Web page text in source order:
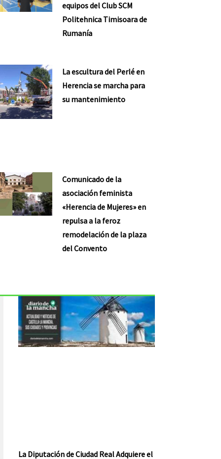
equipos del Club SCM
Politehnica Timisoara de
Rumanía
La escultura del Perlé en
Herencia se marcha para
su mantenimiento
Comunicado de la
asociación feminista
«Herencia de Mujeres» en
repulsa a la feroz
remodelación de la plaza
del Convento
La Diputación de Ciudad Real Adquiere el